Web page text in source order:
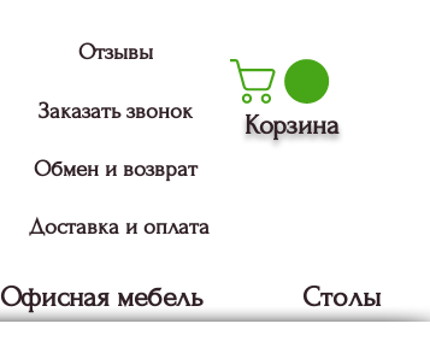
Отзывы
Заказать звонок
Обмен и возврат
Корзина
Доставка и оплата
Офисная мебель Столы